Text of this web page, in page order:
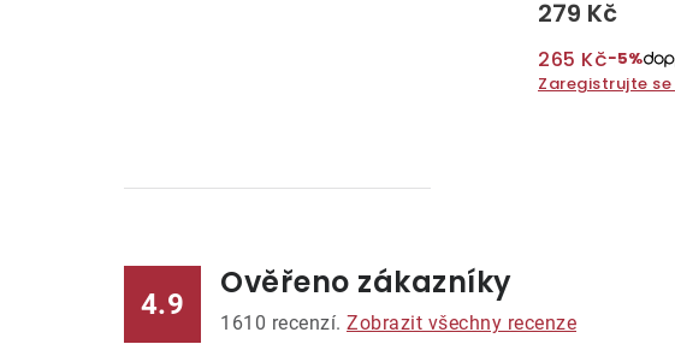
t
ů
279 Kč
265 Kč−5%
Zaregistrujte se
á
4.9
Ověřeno zákazníky
1610 recenzí. Zobrazit všechny recenze